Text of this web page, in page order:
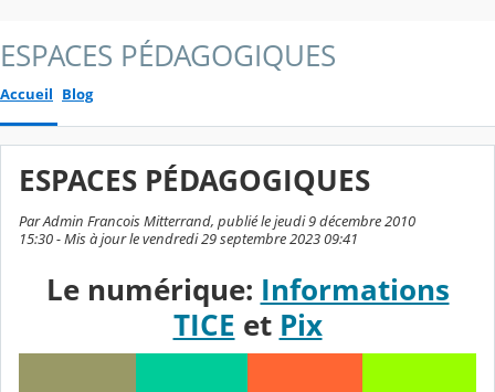
ESPACES PÉDAGOGIQUES
Accueil Blog
ESPACES PÉDAGOGIQUES
Par Admin Francois Mitterrand, publié le jeudi 9 décembre 2010
15:30 - Mis à jour le vendredi 29 septembre 2023 09:41
Le numérique: Informations
TICE et Pix